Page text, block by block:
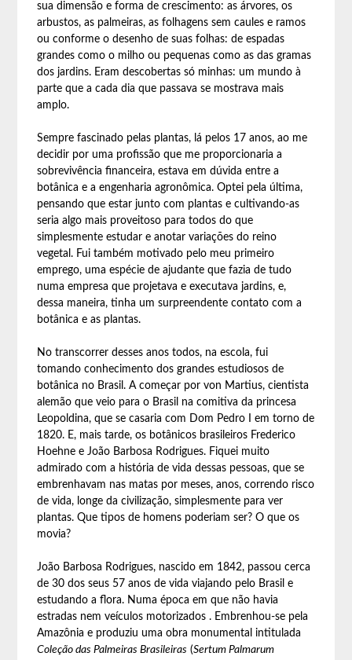
sua dimensão e forma de crescimento: as árvores, os
arbustos, as palmeiras, as folhagens sem caules e ramos
ou conforme o desenho de suas folhas: de espadas
grandes como o milho ou pequenas como as das gramas
dos jardins. Eram descobertas só minhas: um mundo à
parte que a cada dia que passava se mostrava mais
amplo.
Sempre fascinado pelas plantas, lá pelos 17 anos, ao me
decidir por uma profissão que me proporcionaria a
sobrevivência financeira, estava em dúvida entre a
botânica e a engenharia agronômica. Optei pela última,
pensando que estar junto com plantas e cultivando-as
seria algo mais proveitoso para todos do que
simplesmente estudar e anotar variações do reino
vegetal. Fui também motivado pelo meu primeiro
emprego, uma espécie de ajudante que fazia de tudo
numa empresa que projetava e executava jardins, e,
dessa maneira, tinha um surpreendente contato com a
botânica e as plantas.
No transcorrer desses anos todos, na escola, fui
tomando conhecimento dos grandes estudiosos de
botânica no Brasil. A começar por von Martius, cientista
alemão que veio para o Brasil na comitiva da princesa
Leopoldina, que se casaria com Dom Pedro I em torno de
1820. E, mais tarde, os botânicos brasileiros Frederico
Hoehne e João Barbosa Rodrigues. Fiquei muito
admirado com a história de vida dessas pessoas, que se
embrenhavam nas matas por meses, anos, correndo risco
de vida, longe da civilização, simplesmente para ver
plantas. Que tipos de homens poderiam ser? O que os
movia?
João Barbosa Rodrigues, nascido em 1842, passou cerca
de 30 dos seus 57 anos de vida viajando pelo Brasil e
estudando a flora. Numa época em que não havia
estradas nem veículos motorizados . Embrenhou-se pela
Amazônia e produziu uma obra monumental intitulada
Coleção das Palmeiras Brasileiras (Sertum Palmarum